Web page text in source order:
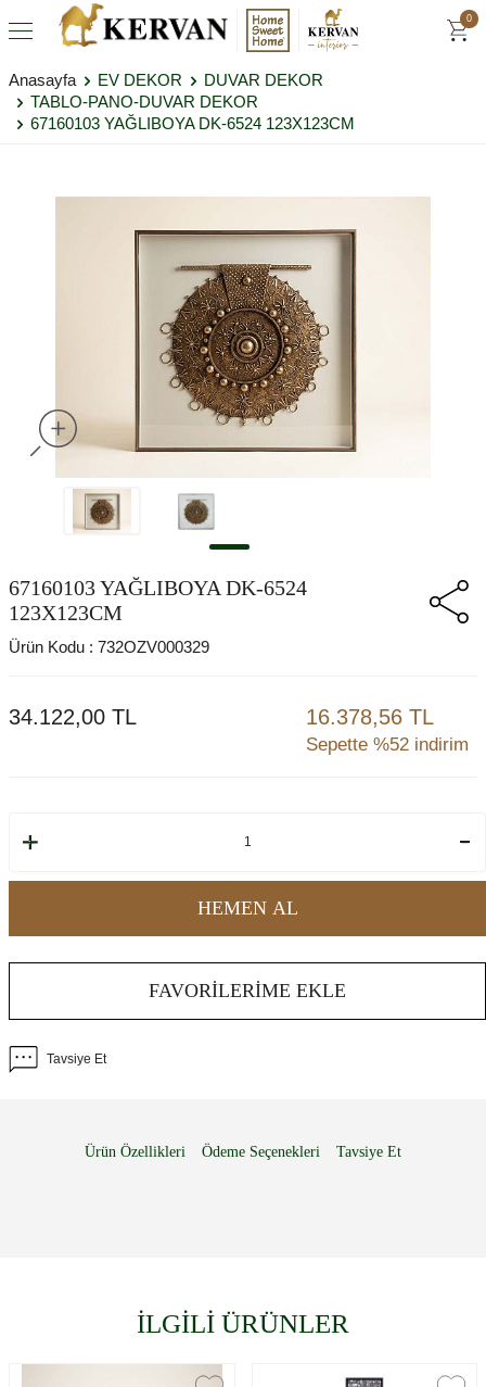
0
Anasayfa EV DEKOR
DUVAR DEKOR
TABLO-PANO-DUVAR DEKOR
67160103 YAĞLIBOYA DK-6524 123X123CM
67160103 YAĞLIBOYA DK-6524
123X123CM
Ürün Kodu : 732OZV000329
34.122,00 TL 16.378,56 TL
Sepette %52 indirim
HEMEN AL
FAVORILERIME EKLE
Tavsiye Et
Ürün Özellikleri Ödeme Seçenekleri Tavsiye Et
İLGİLİ ÜRÜNLER